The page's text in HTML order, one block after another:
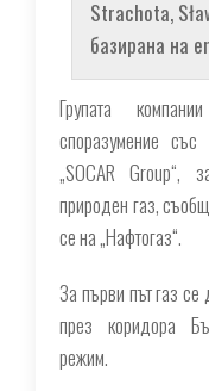
Strachota,
базирана на
Групата
споразумение
„SOCAR Group“,
природен газ,
се на „Нафтогаз“.
За първи път газ се
през коридора
режим.